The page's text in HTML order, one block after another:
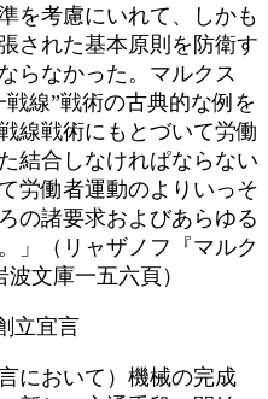
を考慮にいれて、しかも
された基本原則を防衛す
らなかった。マルクス
線”戦術の古典的な例を
線戦術にもとづいて労働
結合しなけれぱならない
労働者運動のよりいっそ
の諸要求およびあらゆる
」（リャザノフ『マルク
文庫一五六頁）
立宜言
において）機械の完成